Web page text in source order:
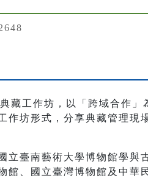
藏工作坊，以「跨域合作
作坊形式，分享典藏管理現
立臺南藝術大學博物館學與
館、國立臺灣博物館及中華